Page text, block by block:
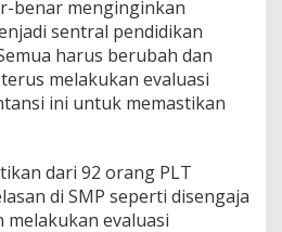
benar menginginkan
sentral pendidikan
harus berubah dan
melakukan evaluasi
ini untuk memastikan
dari 92 orang PLT
di SMP seperti disengaja
evaluasi